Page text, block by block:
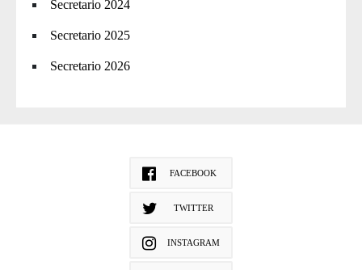
Secretario 2024
Secretario 2025
Secretario 2026
FACEBOOK
TWITTER
INSTAGRAM